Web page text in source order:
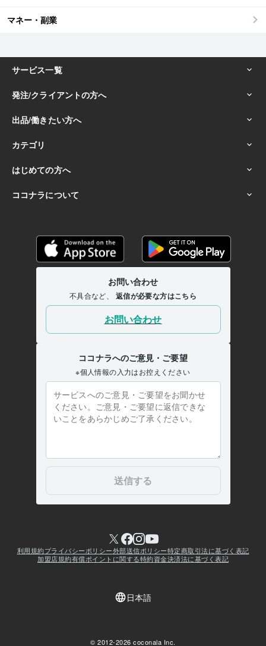
マネー・副業